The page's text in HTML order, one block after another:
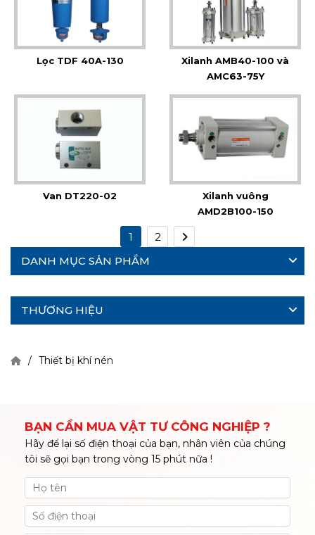
Lọc TDF 40A-130
Xilanh AMB40-100 và
AMC63-75Y
Van DT220-02
Xilanh vuông
AMD2B100-150
1
2
DANH MỤC SẢN PHẨM
THƯƠNG HIỆU
Thiết bị khí nén
BẠN CẦN MUA VẬT TƯ CÔNG NGHIỆP ?
Hãy để lại số điện thoại của bạn, nhân viên của chúng
tôi sẽ gọi bạn trong vòng 15 phút nữa !